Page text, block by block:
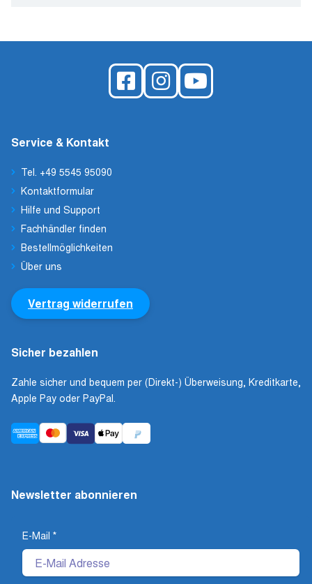
Service & Kontakt
Tel. +49 5545 95090
Kontaktformular
Hilfe und Support
Fachhändler finden
Bestellmöglichkeiten
Über uns
Vertrag widerrufen
Sicher bezahlen
Zahle sicher und bequem per (Direkt-) Überweisung, Kreditkarte,
Apple Pay oder PayPal.
Newsletter abonnieren
E-Mail *